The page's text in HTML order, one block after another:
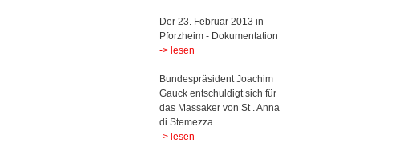
Der 23. Februar 2013 in
Pforzheim - Dokumentation
-> lesen
Bundespräsident Joachim
Gauck entschuldigt sich für
das Massaker von St . Anna
di Stemezza
-> lesen